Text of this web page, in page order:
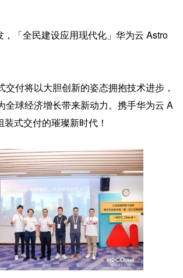
，「全民建设应用现代化」华为云 Astro
交付将以大胆创新的姿态拥抱技术进步，
全球经济增长带来新动力。携手华为云 A
式交付的璀璨新时代！